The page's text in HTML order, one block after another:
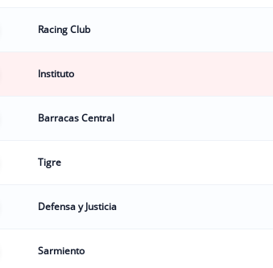
Racing Club
Instituto
Barracas Central
Tigre
Defensa y Justicia
Sarmiento